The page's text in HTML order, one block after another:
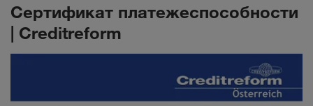
Сертификат платежеспособности
| Creditreform